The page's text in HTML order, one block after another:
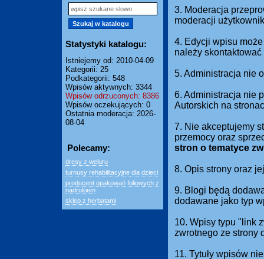
Statystyki katalogu:
Istniejemy od: 2010-04-09
Kategorii: 25
Podkategorii: 548
Wpisów aktywnych: 3344
Wpisów odrzuconych: 8386
Wpisów oczekujących: 0
Ostatnia moderacja: 2026-
08-04
Polecamy:
dresy z weluru
turnusy rehabilitacyjne dla dzieci
producent opakowań foliowych z
nadrukiem
sklep z herbatami
3. Moderacja
moderacji
4. Edycji wpisu
należy
5. Administracja nie
6. Administracja nie
Autorskich na
7. Nie akceptujemy
przemocy oraz
stron o tematyce
8. Opis strony oraz
9. Blogi będą
dodawane jako typ
10. Wpisy typu "link
zwrotnego ze strony
11. Tytuły wpisów